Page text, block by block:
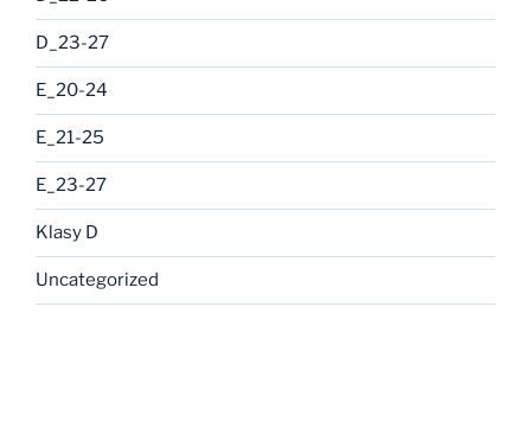
D_23-27
E_20-24
E_21-25
E_23-27
Klasy D
Uncategorized